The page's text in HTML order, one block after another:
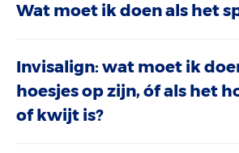
Wat moet ik doen als het
Invisalign: wat moet ik
hoesjes op zijn, óf als het
of kwijt is?